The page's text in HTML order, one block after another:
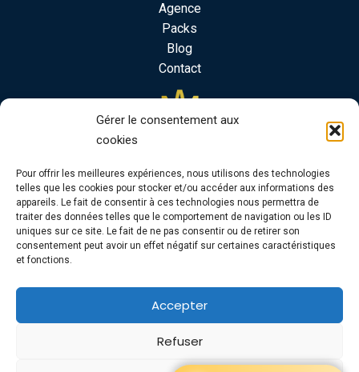
Gérer le consentement aux
cookies
Pour offrir les meilleures expériences, nous utilisons des technologies
telles que les cookies pour stocker et/ou accéder aux informations des
appareils. Le fait de consentir à ces technologies nous permettra de
traiter des données telles que le comportement de navigation ou les ID
uniques sur ce site. Le fait de ne pas consentir ou de retirer son
consentement peut avoir un effet négatif sur certaines caractéristiques
et fonctions.
Accepter
Refuser
Agence
Packs
Blog
Contact
Site réalisé par Marine Angly
Copyright © 2024 | Powered byThème WordPress
Mentions légales